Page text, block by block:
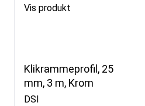
Vis produkt
Klikrammeprofil, 25
mm, 3 m, Krom
DSI